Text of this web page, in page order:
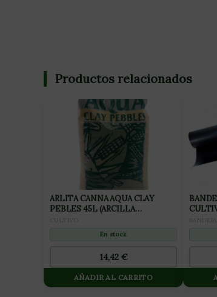
Productos relacionados
ARLITA CANNA AQUA CLAY
PEBLES 45L (ARCILLA
En stock
14,42 €
AÑADIR AL CARRITO